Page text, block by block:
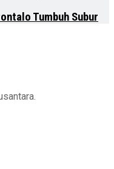
Tumbuh Subur